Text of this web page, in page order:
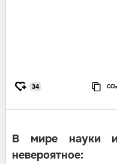
34
В мире науки и